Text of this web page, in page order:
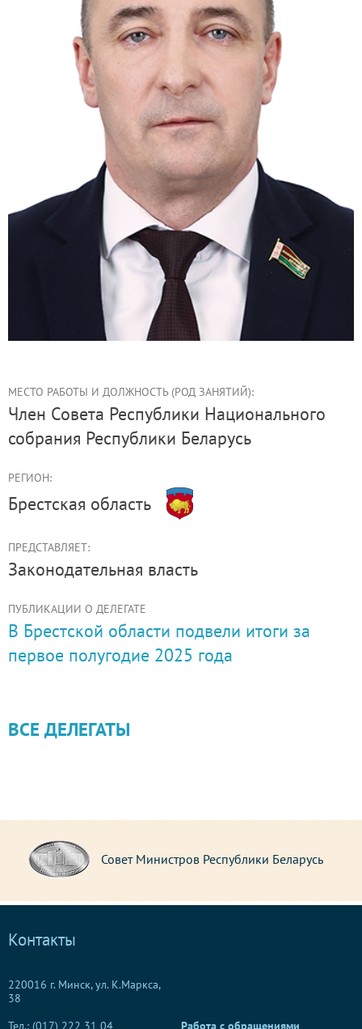
МЕСТО РАБОТЫ И ДОЛЖНОСТЬ (РОД ЗАНЯТИЙ):
член Совета Республики Национального
собрания Республики Беларусь
РЕГИОН:
Брестская область
ПРЕДСТАВЛЯЕТ:
Законодательная власть
ПУБЛИКАЦИИ О ДЕЛЕГАТЕ
В Брестской области подвели итоги за
первое полугодие 2025 года
ВСЕ ДЕЛЕГАТЫ
Совет Министров Республики Беларусь
Контакты
220016 г. Минск, ул. К.Маркса,
38
Тел.: (017) 222 31 04
Работа с обращениями